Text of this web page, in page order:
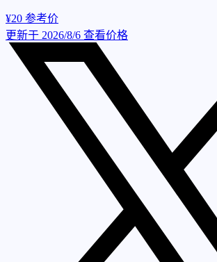
¥20 参考价
更新于 2026/8/6 查看价格